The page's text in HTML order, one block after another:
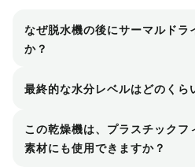
なぜ脱水機の後にサーマルドラ
か？
部分を機械的に除去します
出成形に必要な非常に低い
を達成するには、熱風を用
最終的な水分レベルはどのくら
一般的に、単一の熱ヒータ
下げることができます。超
この乾燥機は、プラスチックフ
素材にも使用できますか？